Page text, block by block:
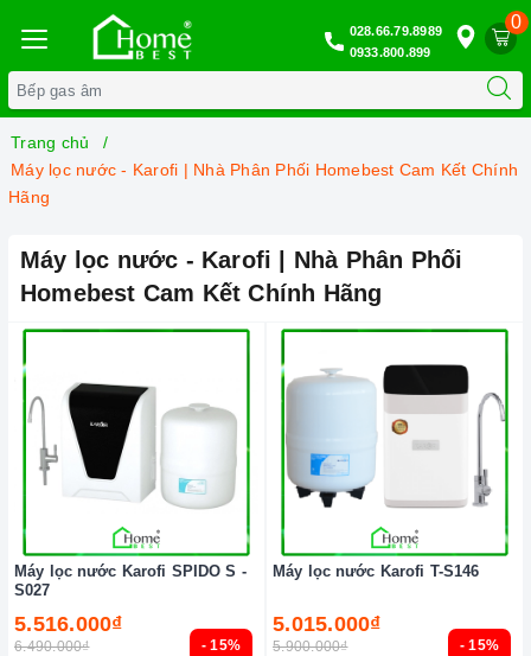
0
028.66.79.8989
0933.800.899
Trang chủ
Máy lọc nước - Karofi | Nhà Phân Phối Homebest Cam Kết Chính
Hãng
Máy lọc nước - Karofi | Nhà Phân Phối
Homebest Cam Kết Chính Hãng
- 15%
Máy lọc nước Karofi SPIDO S -
S027
5.516.000₫
6.490.000₫ - 15%
Máy lọc nước Karofi T-S146
5.015.000₫
5.900.000₫